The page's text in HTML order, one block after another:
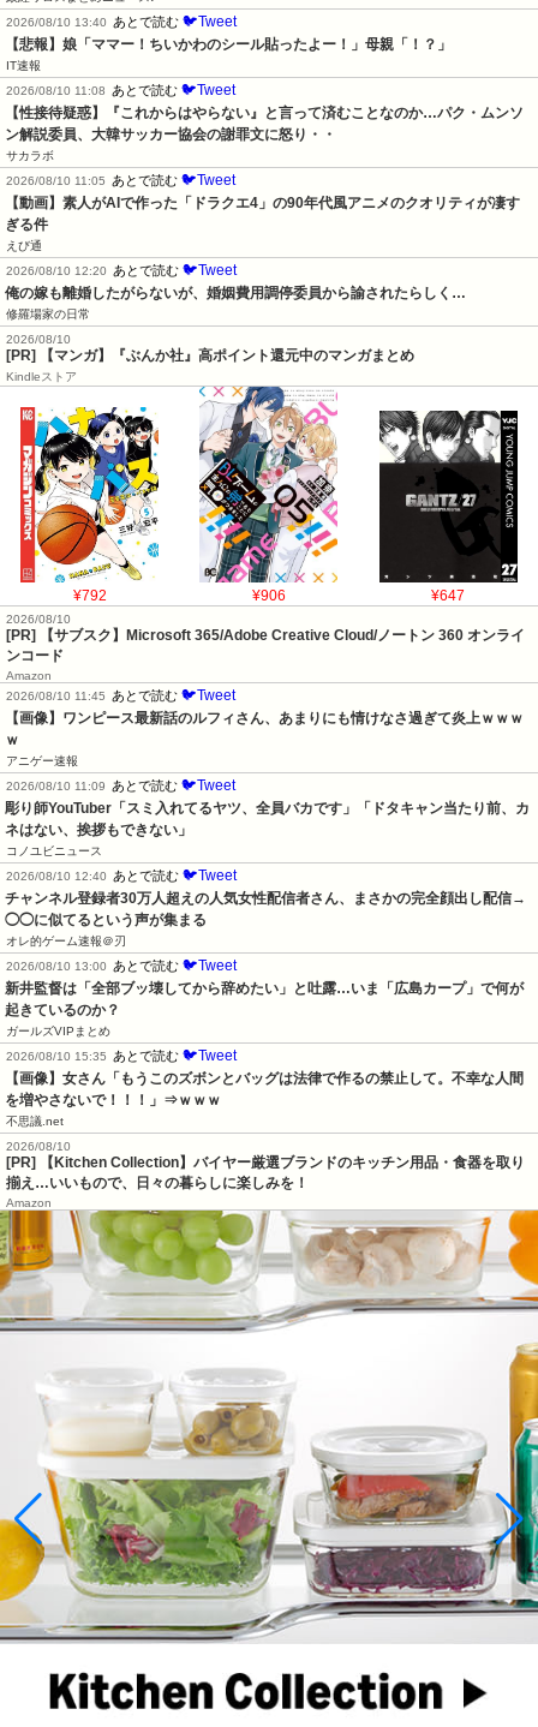
2026/08/10 13:40
あとで読む 🐦Tweet
【悲報】娘「ママー！ちいかわのシール貼ったよー！」母親「！？」
IT速報
2026/08/10 11:08
あとで読む 🐦Tweet
【性接待疑惑】『これからはやらない』と言って済むことなのか…パク・ムンソ
ン解説委員、大韓サッカー協会の謝罪文に怒り・・
サカラボ
2026/08/10 11:05
あとで読む 🐦Tweet
【動画】素人がAIで作った「ドラクエ4」の90年代風アニメのクオリティが凄す
ぎる件
えび通
2026/08/10 12:20
あとで読む 🐦Tweet
俺の嫁も離婚したがらないが、婚姻費用調停委員から諭されたらしく…
修羅場家の日常
2026/08/10
[PR] 【マンガ】『ぶんか社』高ポイント還元中のマンガまとめ
Kindleストア
¥792 ¥906 ¥647
2026/08/10
[PR] 【サブスク】Microsoft 365/Adobe Creative Cloud/ノートン 360 オンライ
ンコード
Amazon
2026/08/10 11:45
あとで読む 🐦Tweet
【画像】ワンピース最新話のルフィさん、あまりにも情けなさ過ぎて炎上ｗｗｗ
ｗ
アニゲー速報
2026/08/10 11:09
あとで読む 🐦Tweet
彫り師YouTuber「スミ入れてるヤツ、全員バカです」「ドタキャン当たり前、カ
ネはない、挨拶もできない」
コノユビニュース
2026/08/10 12:40
あとで読む 🐦Tweet
チャンネル登録者30万人超えの人気女性配信者さん、まさかの完全顔出し配信→
◯◯に似てるという声が集まる
オレ的ゲーム速報＠刃
2026/08/10 13:00
あとで読む 🐦Tweet
新井監督は「全部ブッ壊してから辞めたい」と吐露…いま「広島カープ」で何が
起きているのか？
ガールズVIPまとめ
2026/08/10 15:35
あとで読む 🐦Tweet
【画像】女さん「もうこのズボンとバッグは法律で作るの禁止して。不幸な人間
を増やさないで！！！」⇒ｗｗｗ
不思議.net
2026/08/10
[PR] 【Kitchen Collection】バイヤー厳選ブランドのキッチン用品・食器を取り
揃え…いいもので、日々の暮らしに楽しみを！
Amazon